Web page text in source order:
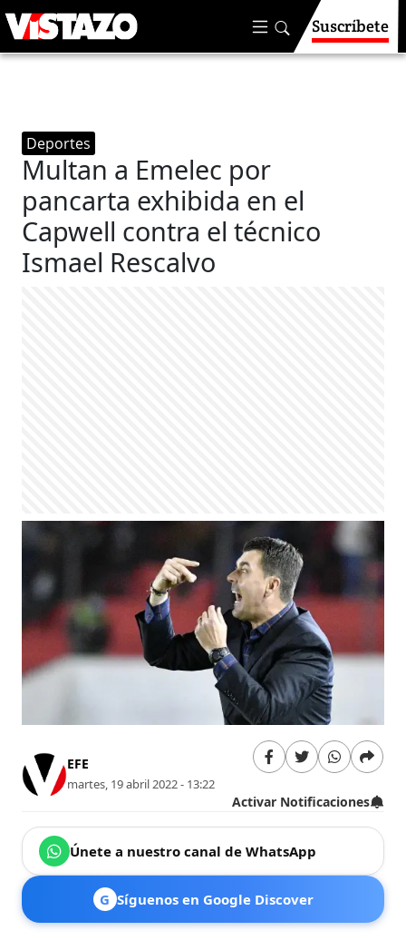
Suscríbete
Deportes
Multan a Emelec por
pancarta exhibida en el
Capwell contra el técnico
Ismael Rescalvo
EFE
martes, 19 abril 2022 - 13:22
Activar Notificaciones
Únete a nuestro canal de WhatsApp
G Síguenos en Google Discover